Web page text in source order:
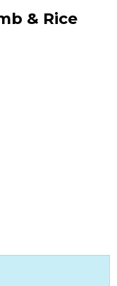
& Rice